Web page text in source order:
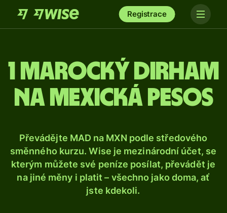
Registrace
1 marocký dirham
na mexická pesos
Převádějte MAD na MXN podle středového
směnného kurzu. Wise je mezinárodní účet, se
kterým můžete své peníze posílat, převádět je
na jiné měny i platit – všechno jako doma, ať
jste kdekoli.